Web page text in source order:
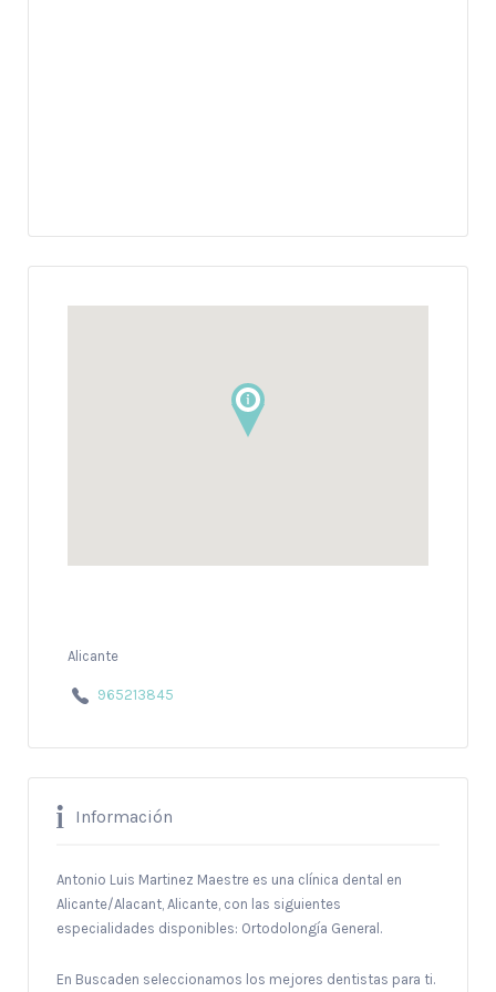
Alicante
965213845
Información
Antonio Luis Martinez Maestre es una clínica dental en
Alicante/Alacant, Alicante, con las siguientes
especialidades disponibles: Ortodolongía General.
En Buscaden seleccionamos los mejores dentistas para ti.